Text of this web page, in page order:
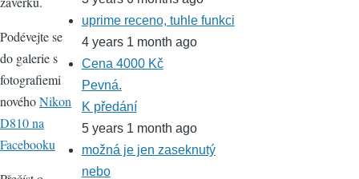
Podévejte se
do galerie s
fotografiemi
novéhoNikon
D810 na
Facebooku
uprime receno, tuhle funkci
4 years 1 month ago
Cena 4000 Kč
Pevná.
K předání
5 years 1 month ago
možná je jen zaseknutý
nebo